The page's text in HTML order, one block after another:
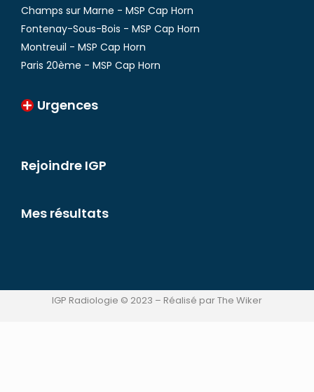
Champs sur Marne - MSP Cap Horn
Fontenay-Sous-Bois - MSP Cap Horn
Montreuil - MSP Cap Horn
Paris 20ème - MSP Cap Horn
Urgences
Rejoindre IGP
Mes résultats
IGP Radiologie © 2023 – Réalisé par The Wiker